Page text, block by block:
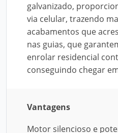
galvanizado,
via celular, trazendo
acabamentos que
nas guias, que
enrolar residencial
conseguindo chegar
Vantagens
Motor silencioso e